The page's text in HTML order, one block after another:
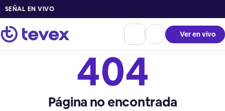
SEÑAL EN VIVO
Ver en vivo
404
Página no encontrada